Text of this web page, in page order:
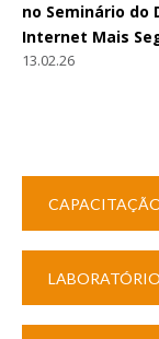
no Seminário do
Internet Mais
13.02.26